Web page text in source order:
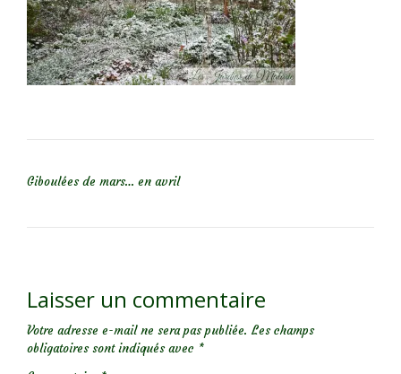
Giboulées de mars… en avril
Laisser un commentaire
Votre adresse e-mail ne sera pas publiée. Les champs
obligatoires sont indiqués avec *